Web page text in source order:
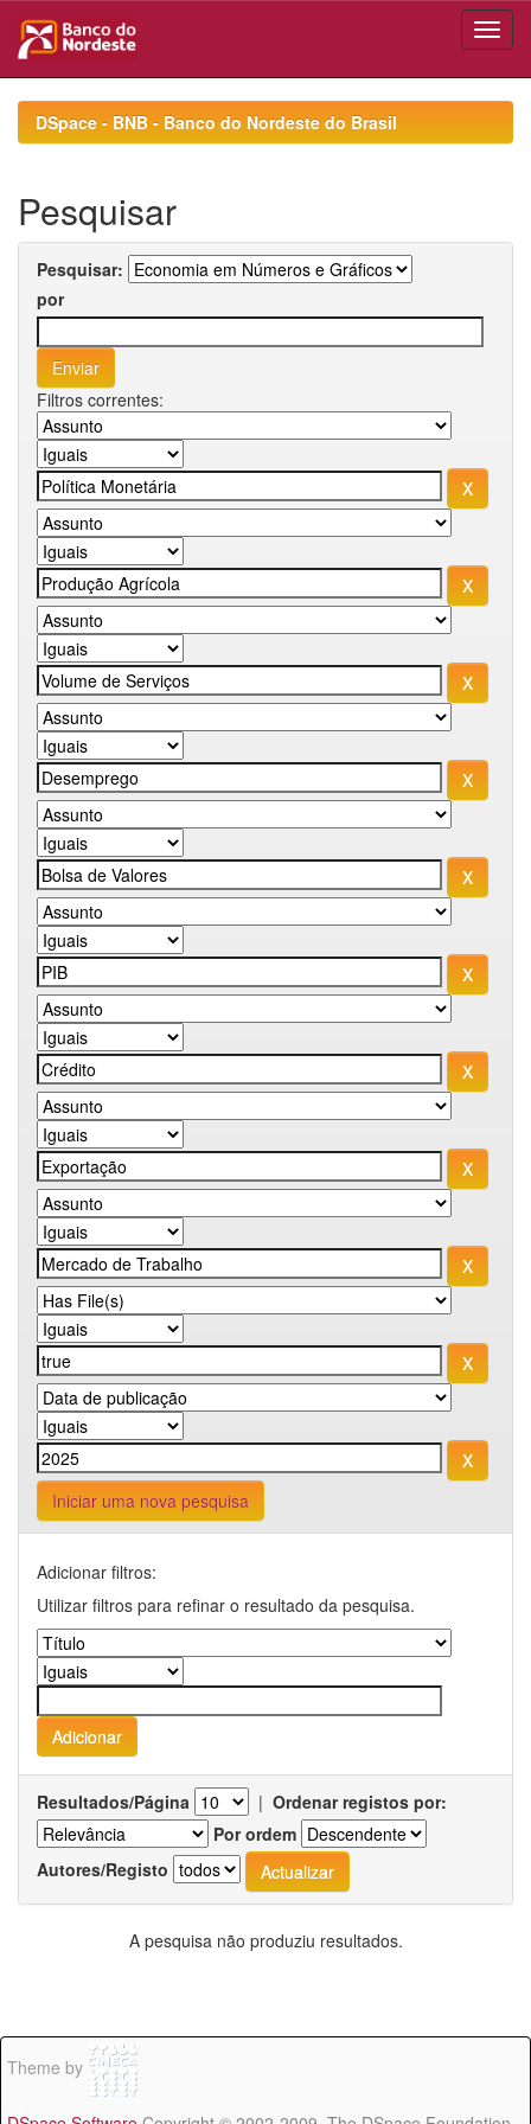
navigationDSpace - BNB - Banco do Nordeste do Brasil
Pesquisar
Pesquisar:
por
Filtros correntes:
Iniciar uma nova pesquisa
Adicionar filtros:
Utilizar filtros para refinar o resultado da pesquisa.
Resultados/Página | Ordenar registos por:
Por ordem
Autores/Registo
A pesquisa não produziu resultados.
Theme by